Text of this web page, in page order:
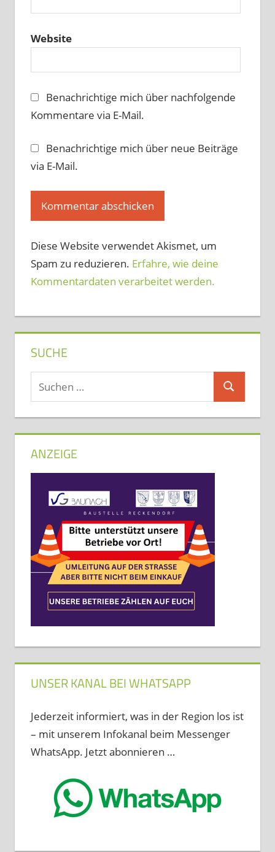
Website
Benachrichtige mich über nachfolgende
Kommentare via E-Mail.
Benachrichtige mich über neue Beiträge
via E-Mail.
Diese Website verwendet Akismet, um
Spam zu reduzieren. Erfahre, wie deine
Kommentardaten verarbeitet werden.
SUCHE
Suchen
Suchen
ANZEIGE
UNSER KANAL BEI WHATSAPP
Jederzeit informiert, was in der Region los ist
– mit unserem Infokanal beim Messenger
WhatsApp. Jetzt abonnieren …